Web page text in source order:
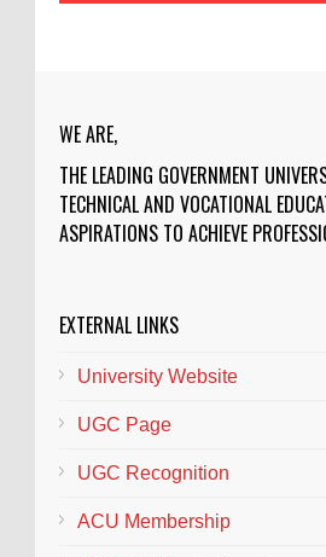
WE ARE,
THE LEADING GOVERNMENT
TECHNICAL AND VOCATIONAL
ASPIRATIONS TO ACHIEVE
EXTERNAL LINKS
University Website
UGC Page
UGC Recognition
ACU Membership